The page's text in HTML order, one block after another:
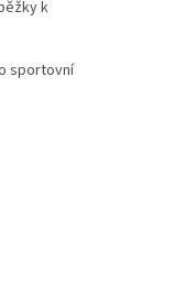
k
sportovní